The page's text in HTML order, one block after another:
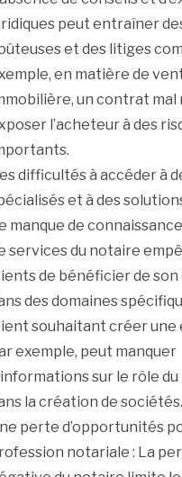
peut entraîner
et des litiges
en matière de
un contrat mal
l’acheteur à des
difficultés à accéder à
et à des
manque de
services du notaire
de bénéficier de
des domaines
souhaitant créer une
exemple, peut manquer
sur le rôle
la création de sociétés.
perte d’opportunités
notariale : La